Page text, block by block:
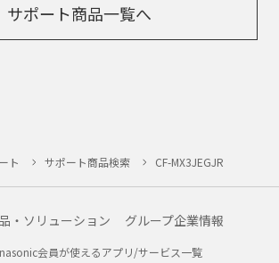
サポート商品一覧へ
ト サポート商品検索 CF-MX3JEGJR
・ソリューション グループ企業情報
会員が使えるアプリ/サービス一覧